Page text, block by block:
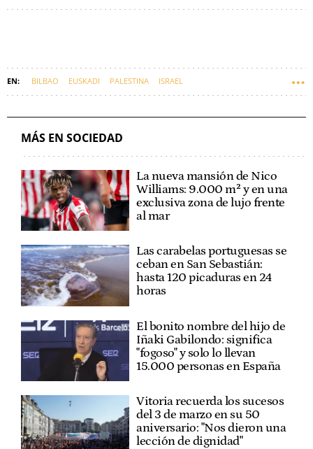
BILBAO EUSKADI PALESTINA ISRAEL
MÁS EN SOCIEDAD
La nueva mansión de Nico
Williams: 9.000 m² y en una
exclusiva zona de lujo frente
al mar
Las carabelas portuguesas se
ceban en San Sebastián:
hasta 120 picaduras en 24
horas
El bonito nombre del hijo de
Iñaki Gabilondo: significa
"fogoso" y solo lo llevan
15.000 personas en España
Vitoria recuerda los sucesos
del 3 de marzo en su 50
aniversario: "Nos dieron una
lección de dignidad"